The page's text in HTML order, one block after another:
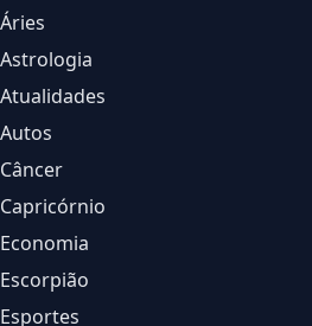
Áries
Astrologia
Atualidades
Autos
Câncer
Capricórnio
Economia
Escorpião
Esportes